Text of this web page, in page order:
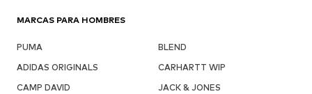
MARCAS PARA HOMBRES
PUMA
BLEND
ADIDAS ORIGINALS
CARHARTT WIP
CAMP DAVID
JACK & JONES